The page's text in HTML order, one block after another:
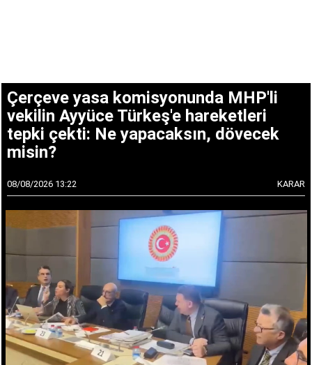
Çerçeve yasa komisyonunda MHP'li
vekilin Ayyüce Türkeş'e hareketleri
tepki çekti: Ne yapacaksın, dövecek
misin?
08/08/2026 13:22 KARAR